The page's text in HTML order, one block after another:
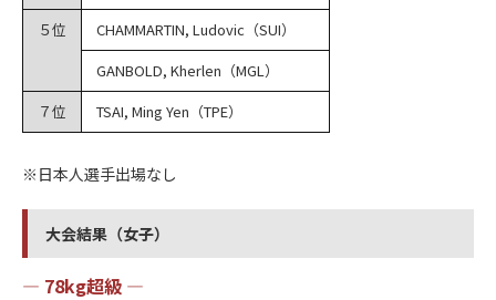
５位
CHAMMARTIN, Ludovic（SUI）
GANBOLD, Kherlen（MGL）
７位
TSAI, Ming Yen（TPE）
※日本人選手出場なし
大会結果（女子）
― 78kg超級 ―